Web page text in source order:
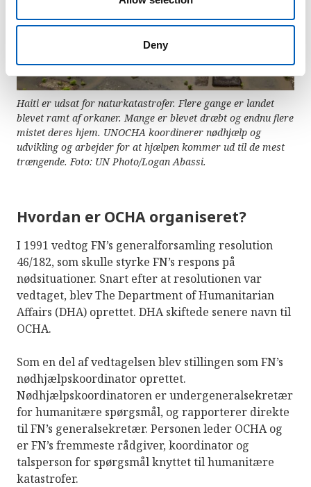
Deny
Haiti er udsat for naturkatastrofer. Flere gange er landet
blevet ramt af orkaner. Mange er blevet dræbt og endnu flere
mistet deres hjem. UNOCHA koordinerer nødhjælp og
udvikling og arbejder for at hjælpen kommer ud til de mest
trængende. Foto: UN Photo/Logan Abassi.
Hvordan er OCHA organiseret?
I 1991 vedtog FN’s generalforsamling resolution
46/182, som skulle styrke FN’s respons på
nødsituationer. Snart efter at resolutionen var
vedtaget, blev The Department of Humanitarian
Affairs (DHA) oprettet. DHA skiftede senere navn til
OCHA.
Som en del af vedtagelsen blev stillingen som FN’s
nødhjælpskoordinator oprettet.
Nødhjælpskoordinatoren er undergeneralsekretær
for humanitære spørgsmål, og rapporterer direkte
til FN’s generalsekretær. Personen leder OCHA og
er FN’s fremmeste rådgiver, koordinator og
talsperson for spørgsmål knyttet til humanitære
katastrofer.